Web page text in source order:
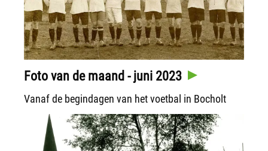
Foto van de maand - juni 2023
Vanaf de begindagen van het voetbal in Bocholt